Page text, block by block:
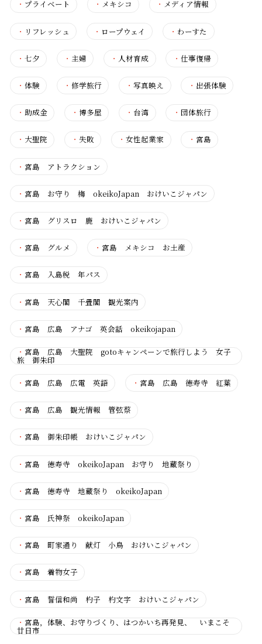
・ プライベート ・ メキシコ ・ メディア情報
・ リフレッシュ ・ ロープウェイ ・ わーすた
・ 七夕 ・主婦 ・ 人材育成 ・ 仕事復帰
・ 体験 ・修学旅行 ・写真映え ・ 出張体験
・ 助成金 ・博多屋 ・ 台湾 ・ 団体旅行
・ 大聖院 ・失敗 ・女性起業家 ・ 宮島
・ 宮島 アトラクション
・ 宮島 お守り 梅 okeikoJapan おけいこジャパン
・ 宮島 グリスロ 鹿 おけいこジャパン
・ 宮島 グルメ ・ 宮島 メキシコ お土産
・ 宮島 入島税 年パス
・ 宮島 天心閣 千畳閣 観光案内
・ 宮島 広島 アナゴ 英会話 okeikojapan
・ 宮島 広島 大聖院 gotoキャンペーンで旅行しよう 女子
旅 御朱印
・ 宮島 広島 広電 英語 ・ 宮島 広島 徳寿寺 紅葉
・ 宮島 広島 観光情報 管弦蔡
・ 宮島 御朱印帳 おけいこジャパン
・ 宮島 徳寿寺 okeikoJapan お守り 地蔵祭り
・ 宮島 徳寿寺 地蔵祭り okeikoJapan
・ 宮島 氏神祭 okeikoJapan
・ 宮島 町家通り 献灯 小鳥 おけいこジャパン
・ 宮島 着物女子
・ 宮島 誓信和尚 杓子 杓文字 おけいこジャパン
・ 宮島，体験、お守りづくり、はつかいち再発見、 いまこそ
廿日市